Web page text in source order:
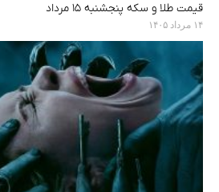
قیمت طلا و سکه پنجشنبه ۱۵ مرداد
۱۴ مرداد ۱۴۰۵